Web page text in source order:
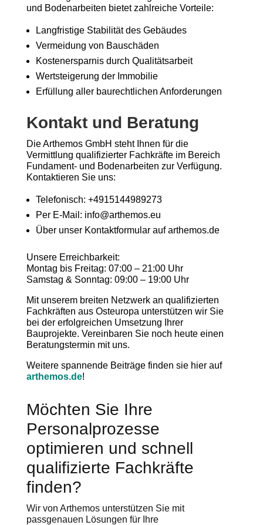
und Bodenarbeiten bietet zahlreiche Vorteile:
Langfristige Stabilität des Gebäudes
Vermeidung von Bauschäden
Kostenersparnis durch Qualitätsarbeit
Wertsteigerung der Immobilie
Erfüllung aller baurechtlichen Anforderungen
Kontakt und Beratung
Die Arthemos GmbH steht Ihnen für die
Vermittlung qualifizierter Fachkräfte im Bereich
Fundament- und Bodenarbeiten zur Verfügung.
Kontaktieren Sie uns:
Telefonisch: +4915144989273
Per E-Mail: info@arthemos.eu
Über unser Kontaktformular auf arthemos.de
Unsere Erreichbarkeit:
Montag bis Freitag: 07:00 – 21:00 Uhr
Samstag & Sonntag: 09:00 – 19:00 Uhr
Mit unserem breiten Netzwerk an qualifizierten
Fachkräften aus Osteuropa unterstützen wir Sie
bei der erfolgreichen Umsetzung Ihrer
Bauprojekte. Vereinbaren Sie noch heute einen
Beratungstermin mit uns.
Weitere spannende Beiträge finden sie hier auf
arthemos.de!
Möchten Sie Ihre
Personalprozesse
optimieren und schnell
qualifizierte Fachkräfte
finden?
Wir von Arthemos unterstützen Sie mit
passgenauen Lösungen für Ihre